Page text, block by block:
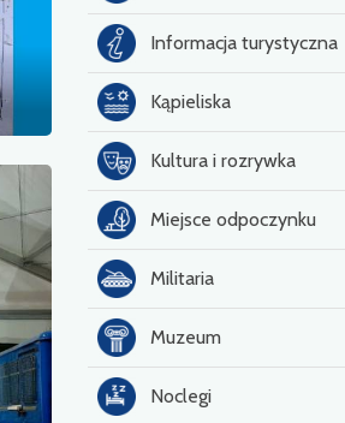
Informacja turystyczna
Kąpieliska
Kultura i rozrywka
Miejsce odpoczynku
Militaria
Muzeum
Noclegi